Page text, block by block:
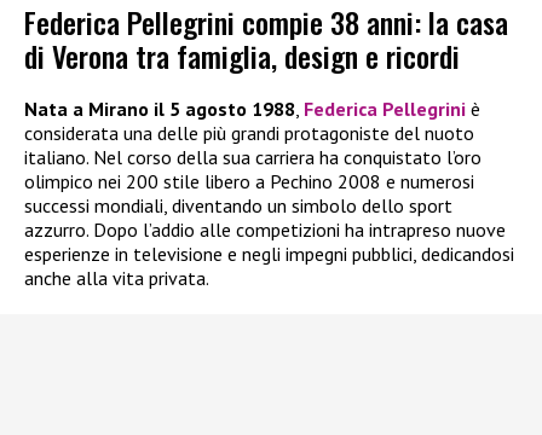
Federica Pellegrini compie 38 anni: la casa
di Verona tra famiglia, design e ricordi
Nata a Mirano il 5 agosto 1988 Federica Pellegrini è
considerata una delle più grandi protagoniste del nuoto
italiano. Nel corso della sua carriera ha conquistato l’oro
olimpico nei 200 stile libero a Pechino 2008 e numerosi
successi mondiali, diventando un simbolo dello sport
azzurro. Dopo l’addio alle competizioni ha intrapreso nuove
esperienze in televisione e negli impegni pubblici, dedicandosi
anche alla vita privata.